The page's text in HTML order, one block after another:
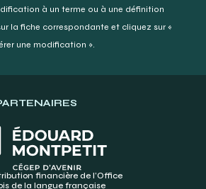
à un terme ou à une définition
la fiche correspondante et cliquez sur «
une modification ».
financière de l’Office
de la langue française